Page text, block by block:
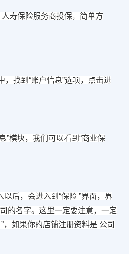
寿保险服务商投保，简单方
，找到“账户信息”选项，点击进
”模块，我们可以看到“商业保
以后，会进入到“保险 ”界面，界
的名字。这里一定要注意，一定
”，如果你的店铺注册资料是 公司